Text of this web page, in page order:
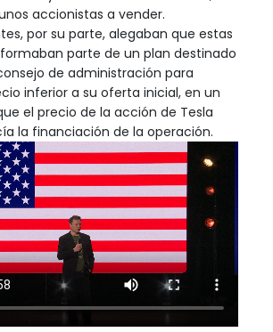
accionistas a vender.
por su parte, alegaban que estas
parte de un plan destinado
de administración para
inferior a su oferta inicial, en un
el precio de la acción de Tesla
la financiación de la operación.